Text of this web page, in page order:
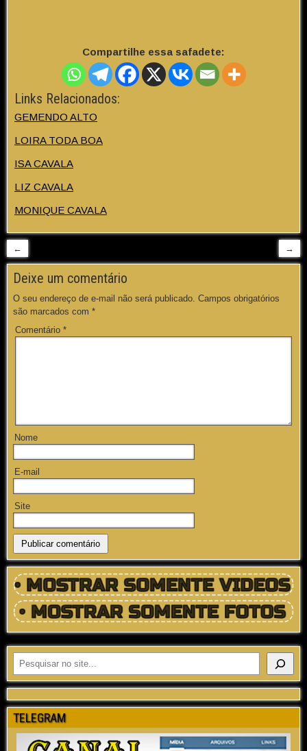
Compartilhe essa safadete:
Links Relacionados:
GEMENDO ALTO
LOIRA TODA BOA
ISA CAVALA
LIZ CAVALA
MONIQUE CAVALA
← →
Deixe um comentário
O seu endereço de e-mail não será publicado. Campos obrigatórios
são marcados com *
Comentário *
Nome
E-mail
Site
TELEGRAM